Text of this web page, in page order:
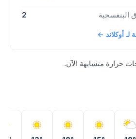
البنفسجية 2
لـ أوكلاند ←
حرارة متشابهة الآن.